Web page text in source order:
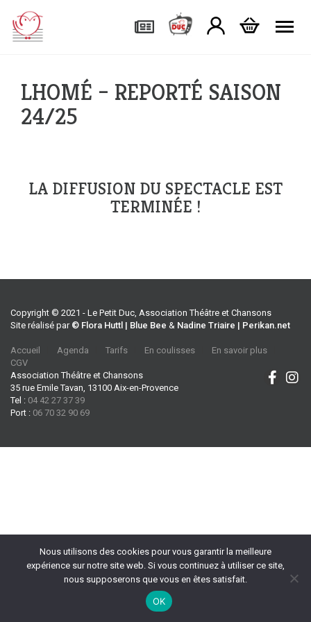
LHOMÉ – REPORTÉ SAISON
24/25
LA DIFFUSION DU SPECTACLE EST
TERMINÉE !
Copyright © 2021 - Le Petit Duc, Association Théâtre et Chansons
Site réalisé par © Flora Huttl | Blue Bee & Nadine Triaire | Perikan.net
Accueil Agenda Tarifs En coulisses
En savoir plus
CGV
Association Théâtre et Chansons
35 rue Emile Tavan, 13100 Aix-en-Provence
Tel : 04 42 27 37 39
Port : 06 70 32 90 69
Nous utilisons des cookies pour vous garantir la meilleure
expérience sur notre site web. Si vous continuez à utiliser ce site,
nous supposerons que vous en êtes satisfait.
OK